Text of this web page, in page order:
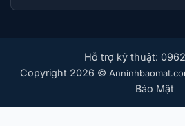
Hỗ trợ kỹ thuật:
Copyright 2026 ©
Bảo Mật